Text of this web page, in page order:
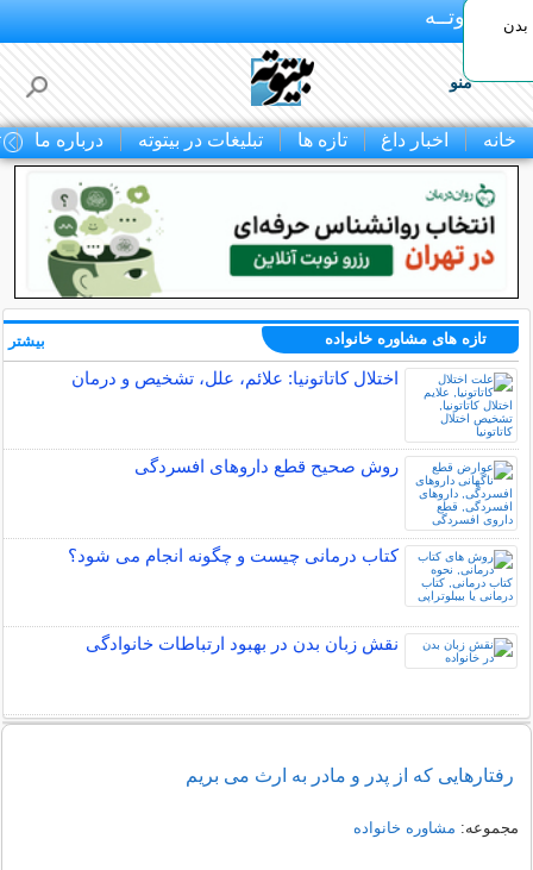
بـیتوتــه
منو
خانه اخبار داغ تازه ها تبلیغات در بیتوته درباره ما
تازه های مشاوره خانواده
اختلال کاتاتونیا: علائم، علل، تشخیص و درمان
روش صحیح قطع داروهای افسردگی
کتاب درمانی چیست و چگونه انجام می شود؟
نقش زبان بدن در بهبود ارتباطات خانوادگی
بیشتر
رفتارهایی که از پدر و مادر به ارث می بریم
مجموعه: مشاوره خانواده